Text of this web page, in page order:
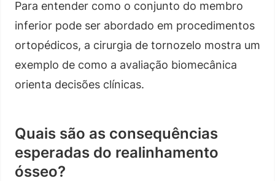
Para entender como o conjunto do membro
inferior pode ser abordado em procedimentos
ortopédicos, a cirurgia de tornozelo mostra um
exemplo de como a avaliação biomecânica
orienta decisões clínicas.
Quais são as consequências
esperadas do realinhamento
ósseo?